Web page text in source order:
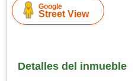
Google
Street View
Detalles del inmueble